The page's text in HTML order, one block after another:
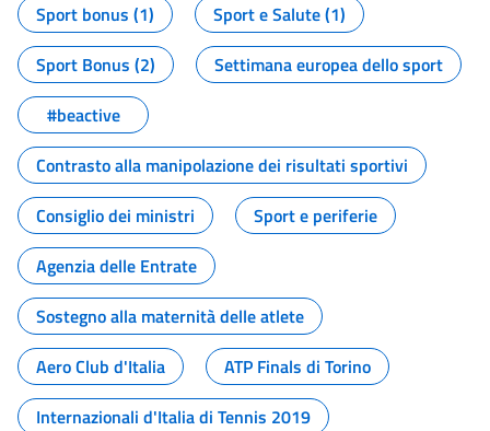
Sport bonus (1)
Sport e Salute (1)
Sport Bonus (2)
Settimana europea dello sport
#beactive
Contrasto alla manipolazione dei risultati sportivi
Consiglio dei ministri
Sport e periferie
Agenzia delle Entrate
Sostegno alla maternità delle atlete
Aero Club d'Italia
ATP Finals di Torino
Internazionali d'Italia di Tennis 2019